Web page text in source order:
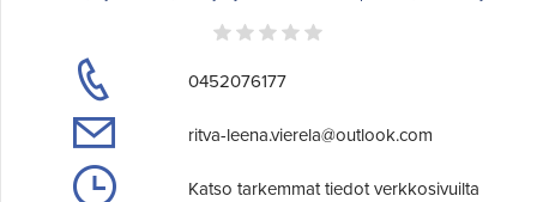
0452076177
ritva-leena.vierela@outlook.com
Katso tarkemmat tiedot verkkosivuilta